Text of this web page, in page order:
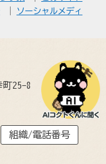
ソーシャルメディ
町25-8
組織/電話番号